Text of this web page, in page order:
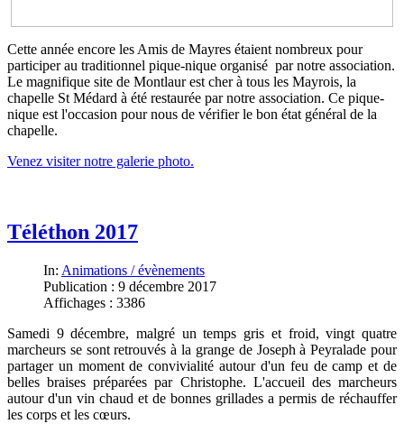
Cette année encore les Amis de Mayres étaient nombreux pour
participer au traditionnel pique-nique organisé par notre association.
Le magnifique site de Montlaur est cher à tous les Mayrois, la
chapelle St Médard à été restaurée par notre association. Ce pique-
nique est l'occasion pour nous de vérifier le bon état général de la
chapelle.
Venez visiter notre galerie photo.
Téléthon 2017
In: Animations / évènements
Publication : 9 décembre 2017
Affichages : 3386
Samedi 9 décembre, malgré un temps gris et froid, vingt quatre
marcheurs se sont retrouvés à la grange de Joseph à Peyralade pour
partager un moment de convivialité autour d'un feu de camp et de
belles braises préparées par Christophe. L'accueil des marcheurs
autour d'un vin chaud et de bonnes grillades a permis de réchauffer
les corps et les cœurs.